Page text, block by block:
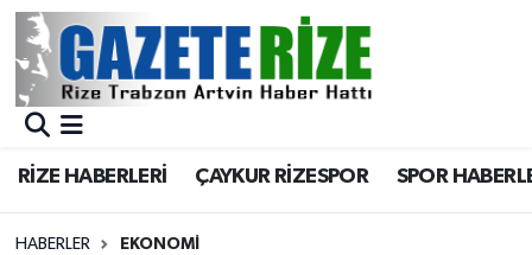
RİZE HABERLERİ ÇAYKUR RİZESPOR SPOR
HABERLER EKONOMİ
BÖLGEMİZ
Asayiş
Merkez Nöbetçi Eczaneler
Merkez Trafik Yoğunluk Haritası